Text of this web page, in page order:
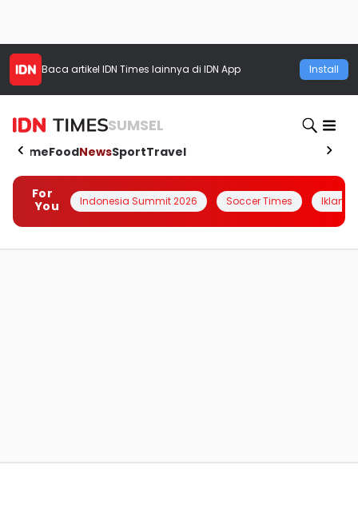
Baca artikel IDN Times lainnya di IDN App Install
SUMSEL
HomeFoodNewsSportTravel
For
You
Indonesia Summit 2026 Soccer Times Iklanin